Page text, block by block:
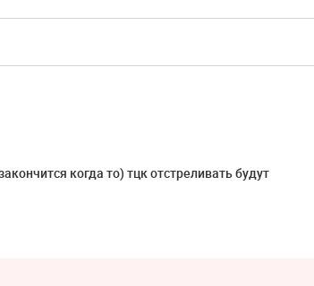
когда то) тцк отстреливать будут